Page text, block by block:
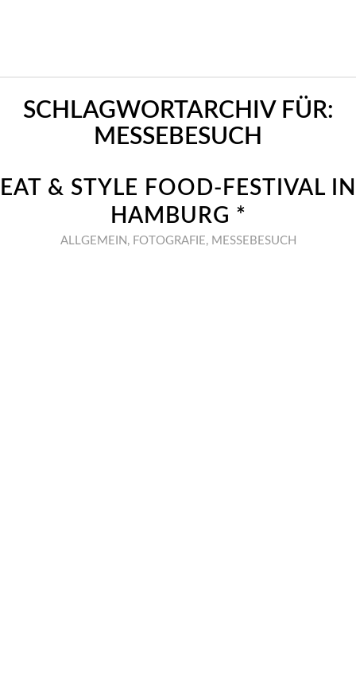
SCHLAGWORTARCHIV FÜR:
MESSEBESUCH
EAT & STYLE FOOD-FESTIVAL IN
HAMBURG *
ALLGEMEIN , FOTOGRAFIE, MESSEBESUCH